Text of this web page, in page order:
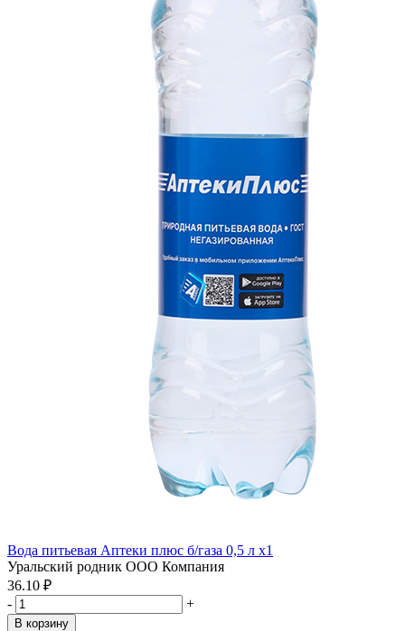
Вода питьевая Аптеки плюс б/газа 0,5 л x1
Уральский родник ООО Компания
36.10 ₽
-
+
В корзину